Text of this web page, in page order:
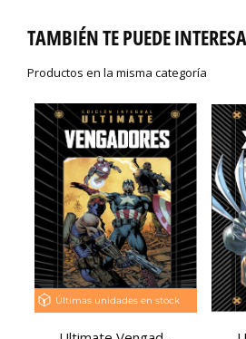
TAMBIÉN TE PUEDE
Productos en la misma categoría
Últimas unidades en stock